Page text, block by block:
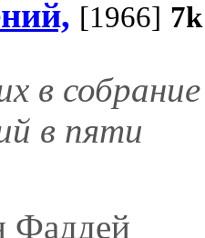
[1966] 7k
в собрание
в пяти
Фаддей